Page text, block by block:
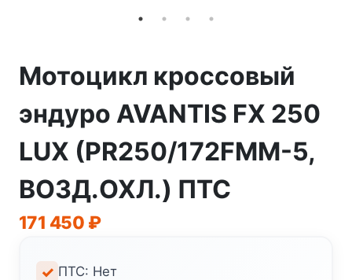
Мотоцикл кроссовый
эндуро AVANTIS FX 250
LUX (PR250/172FMM-5,
ВОЗД.ОХЛ.) ПТС
171 450 ₽
ПТС: Нет